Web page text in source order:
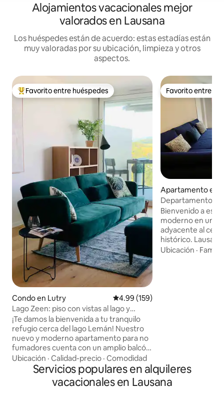
Alojamientos vacacionales mejor
valorados en Lausana
Los huéspedes están de acuerdo: estas estadías están
muy valoradas por su ubicación, limpieza y otros
aspectos.
Favorito entre huéspedes preferido
Favorito entre huéspedes
Condo en Lutry Calificación promedio: 4.99 de
4.99 (159)
Lago Zeen: piso con vistas al lago y
estacionamiento gratuito
¡Te damos la bienvenida a tu tranquilo
refugio cerca del lago Lemán! Nuestro
nuevo y moderno apartamento para no
fumadores cuenta con un amplio balcón
con vistas al lago y aparcamiento
cubierto gratuito y seguro. Con una
ubicación ideal cerca de Lausana y de los
viñedos de Lavaux declarados
Ubicación · Calidad-precio · Comodidad
Favorito entre
Favorito entre
Apartamento en
Departamento
ubicación
Bienvenido a
moderno en un
adyacente al
histórico.
Lemán está a
Ubicación ·
Servicios populares en alquileres
vacacionales en Lausana